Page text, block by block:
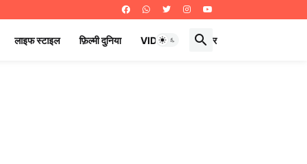
लाइफ स्टाइल फ़िल्मी दुनिया VIDEOS ई पेपर